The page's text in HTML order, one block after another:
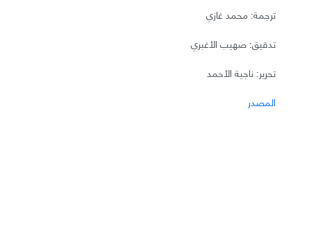
ترجمة: محمد غازي
تدقيق: صهيب الأغبري
تحرير: ناجية الأحمد
المصدر